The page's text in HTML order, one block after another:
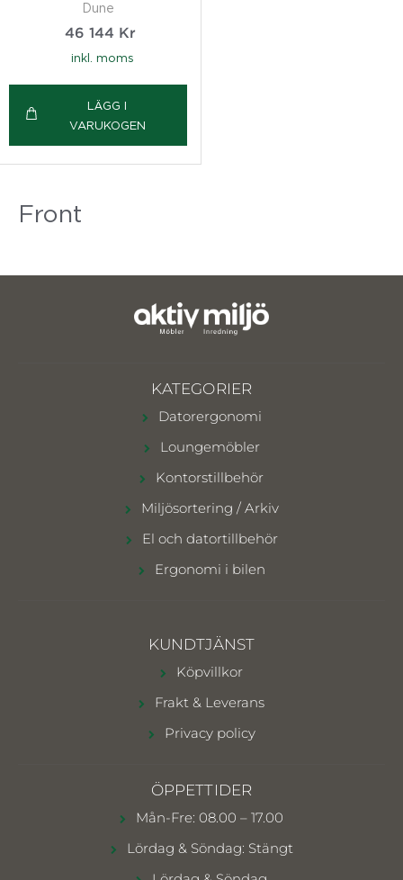
Dune
46 144 Kr
inkl. moms
LÄGG I
VARUKOGEN
Front
KATEGORIER
Datorergonomi
Loungemöbler
Kontorstillbehör
Miljösortering / Arkiv
El och datortillbehör
Ergonomi i bilen
KUNDTJÄNST
Köpvillkor
Frakt & Leverans
Privacy policy
ÖPPETTIDER
Mån-Fre: 08.00 – 17.00
Lördag & Söndag: Stängt